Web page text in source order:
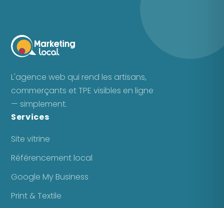
L'agence web qui rend les artisans,
commerçants et TPE visibles en ligne
— simplement.
Services
Site vitrine
Référencement local
Google My Business
Print & Textile